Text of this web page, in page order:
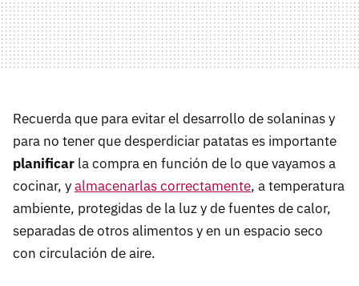
Recuerda que para evitar el desarrollo de solaninas y
para no tener que desperdiciar patatas es importante
planificar la compra en función de lo que vayamos a
cocinar, yalmacenarlas correctamente, a temperatura
ambiente, protegidas de la luz y de fuentes de calor,
separadas de otros alimentos y en un espacio seco
con circulación de aire.